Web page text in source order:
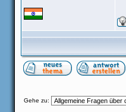
Gehe zu: